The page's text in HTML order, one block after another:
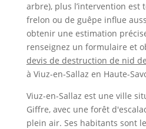
arbre), plus l’intervention est
frelon ou de guêpe influe
obtenir une estimation
renseignez un formulaire et
devis de destruction de nid
à Viuz-en-Sallaz en Haute-
Viuz-en-Sallaz est une ville
Giffre, avec une forêt
plein air. Ses habitants sont